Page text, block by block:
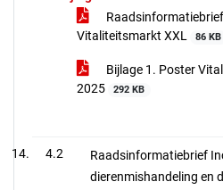
Vitaliteitsmarkt XXL
86 KB
Bijlage 1. Poster
2025
292 KB
4.2
Raadsinformatiebrief
dierenmishandeling en